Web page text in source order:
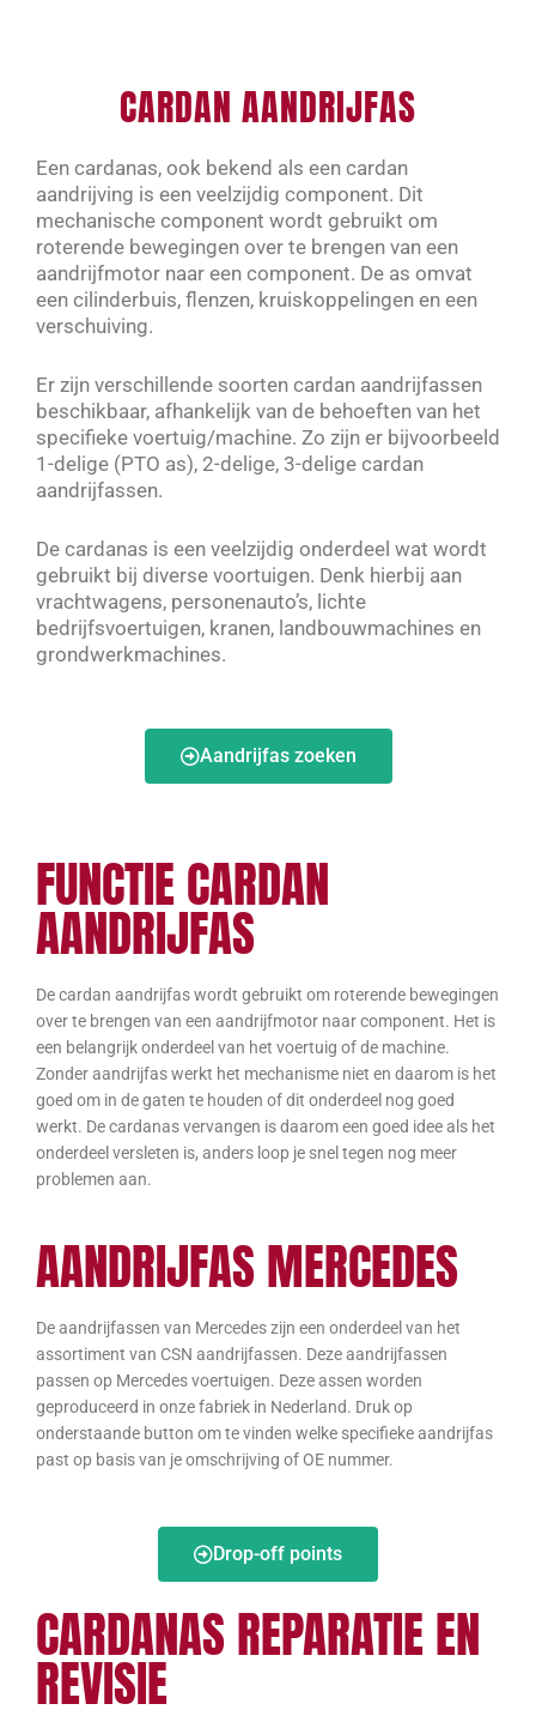
CARDAN AANDRIJFAS
Een cardanas, ook bekend als een cardan
aandrijving is een veelzijdig component. Dit
mechanische component wordt gebruikt om
roterende bewegingen over te brengen van een
aandrijfmotor naar een component. De as omvat
een cilinderbuis, flenzen, kruiskoppelingen en een
verschuiving.
Er zijn verschillende soorten cardan aandrijfassen
beschikbaar, afhankelijk van de behoeften van het
specifieke voertuig/machine. Zo zijn er bijvoorbeeld
1-delige (PTO as), 2-delige, 3-delige cardan
aandrijfassen.
De cardanas is een veelzijdig onderdeel wat wordt
gebruikt bij diverse voortuigen. Denk hierbij aan
vrachtwagens, personenauto’s, lichte
bedrijfsvoertuigen, kranen, landbouwmachines en
grondwerkmachines.
Aandrijfas zoeken
FUNCTIE CARDAN
AANDRIJFAS
De cardan aandrijfas wordt gebruikt om roterende bewegingen
over te brengen van een aandrijfmotor naar component. Het is
een belangrijk onderdeel van het voertuig of de machine.
Zonder aandrijfas werkt het mechanisme niet en daarom is het
goed om in de gaten te houden of dit onderdeel nog goed
werkt. De cardanas vervangen is daarom een goed idee als het
onderdeel versleten is, anders loop je snel tegen nog meer
problemen aan.
AANDRIJFAS MERCEDES
De aandrijfassen van Mercedes zijn een onderdeel van het
assortiment van CSN aandrijfassen. Deze aandrijfassen
passen op Mercedes voertuigen. Deze assen worden
geproduceerd in onze fabriek in Nederland. Druk op
onderstaande button om te vinden welke specifieke aandrijfas
past op basis van je omschrijving of OE nummer.
Drop-off points
CARDANAS REPARATIE EN
REVISIE